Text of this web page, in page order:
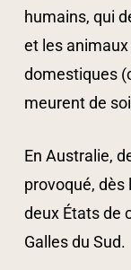
humains, qui
et les
domestiques
meurent de
En Australie,
provoqué, dès
deux États de
Galles du Sud.